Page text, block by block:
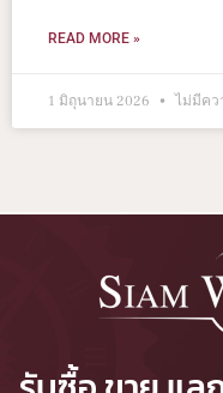
READ MORE »
1 มิถุนายน 2026 ไม่มีคว